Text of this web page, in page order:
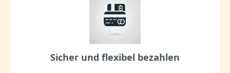
Sicher und flexibel bezahlen